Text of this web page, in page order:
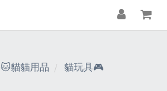
🐱貓貓用品 貓玩具🎮